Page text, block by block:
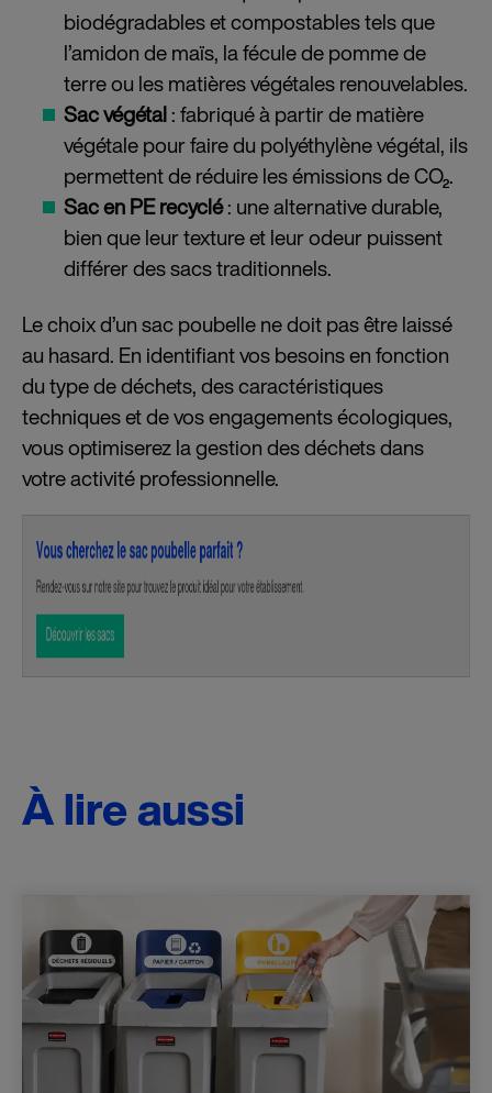
biodégradables et compostables tels que
l’amidon de maïs, la fécule de pomme de
terre ou les matières végétales renouvelables.
Sac végétal: fabriqué à partir de matière
végétale pour faire du polyéthylène végétal, ils
permettent de réduire les émissions de CO₂.
Sac en PE recyclé: une alternative durable,
bien que leur texture et leur odeur puissent
différer des sacs traditionnels.
Le choix d’un sac poubelle ne doit pas être laissé
au hasard. En identifiant vos besoins en fonction
du type de déchets, des caractéristiques
techniques et de vos engagements écologiques,
vous optimiserez la gestion des déchets dans
votre activité professionnelle.
À lire aussi